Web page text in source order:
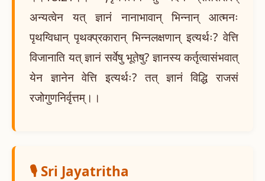
अन्यत्वेन यत् ज्ञानं नानाभावान् भिन्नान् आत्मनः
पृथग्विधान् पृथक्प्रकारान् भिन्नलक्षणान् इत्यर्थः? वेत्ति
विजानाति यत् ज्ञानं सर्वेषु भूतेषु? ज्ञानस्य कर्तृत्वासंभवात्
येन ज्ञानेन वेत्ति इत्यर्थः? तत् ज्ञानं विद्धि राजसं
रजोगुणनिर्वृत्तम्।।
🎙️ Sri Jayatritha